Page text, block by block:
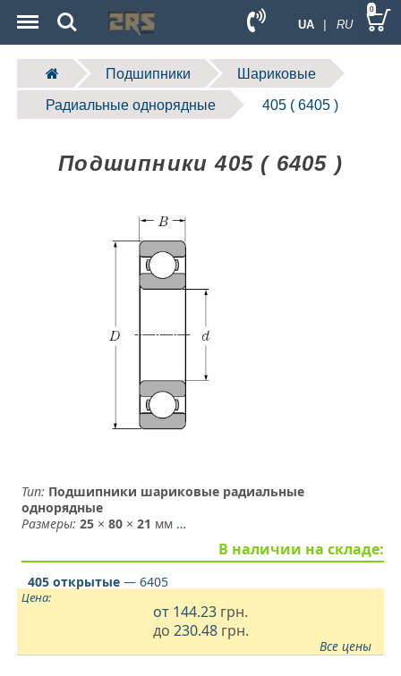
UA | RU
Search 0
Подшипники Шариковые
Радиальные однорядные 405 ( 6405 )
Подшипники 405 ( 6405 )
Тип: Подшипники шариковые радиальные
однорядные
Размеры: 25 ×80 ×21 мм …
В наличии на складе:
405 открытые — 6405
Цена:
от 144.23 грн.
до 230.48 грн.
Все цены